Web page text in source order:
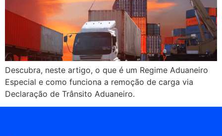
Descubra, neste artigo, o que é um Regime Aduaneiro
Especial e como funciona a remoção de carga via
Declaração de Trânsito Aduaneiro.